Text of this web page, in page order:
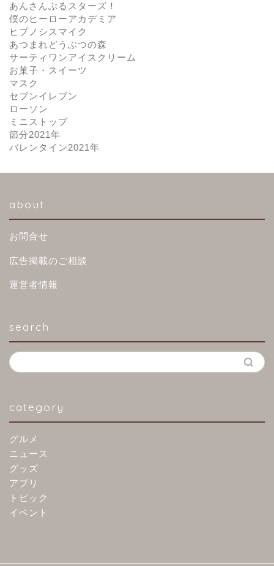
あんさんぶるスターズ！
僕のヒーローアカデミア
ヒプノシスマイク
あつまれどうぶつの森
サーティワンアイスクリーム
お菓子・スイーツ
マスク
セブンイレブン
ローソン
ミニストップ
節分2021年
バレンタイン2021年
about
お問合せ
広告掲載のご相談
運営者情報
search
category
グルメ
ニュース
グッズ
アプリ
トピック
イベント